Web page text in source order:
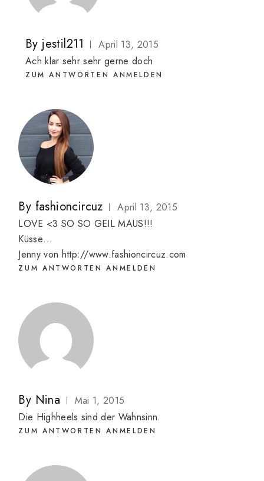
By jestil211
April 13, 2015
Ach klar sehr sehr gerne doch
ZUM ANTWORTEN ANMELDEN
By fashioncircuz
April 13, 2015
LOVE <3 SO SO GEIL MAUS!!!
Küsse…
Jenny von http://www.fashioncircuz.com
ZUM ANTWORTEN ANMELDEN
By Nina
Mai 1, 2015
Die Highheels sind der Wahnsinn.
ZUM ANTWORTEN ANMELDEN